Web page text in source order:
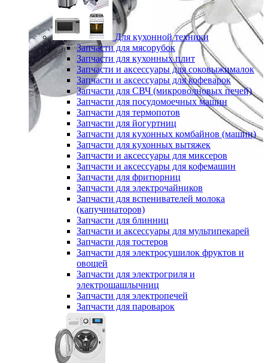
Для кухонной техники
Запчасти для мясорубок
Запчасти для кухонных плит
Запчасти и аксессуары для соковыжималок
Запчасти и аксессуары для кофеварок
Запчасти для СВЧ (микроволновых печей)
Запчасти для посудомоечных машин
Запчасти для термопотов
Запчасти для йогуртниц
Запчасти для кухонных комбайнов (машин)
Запчасти для кухонных вытяжек
Запчасти и аксессуары для миксеров
Запчасти и аксессуары для кофемашин
Запчасти для фритюрниц
Запчасти для электрочайников
Запчасти для вспенивателей молока
(капучинаторов)
Запчасти для блинниц
Запчасти и аксессуары для мультипекарей
Запчасти для тостеров
Запчасти для электросушилок фруктов и
овощей
Запчасти для электрогриля и
электрошашлычниц
Запчасти для электропечей
Запчасти для пароварок